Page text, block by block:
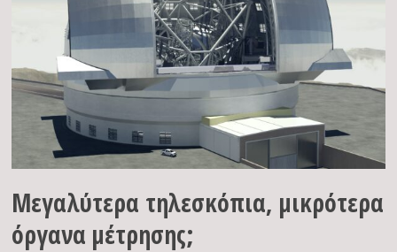
Μεγαλύτερα τηλεσκόπια, μικρότερα
όργανα μέτρησης;